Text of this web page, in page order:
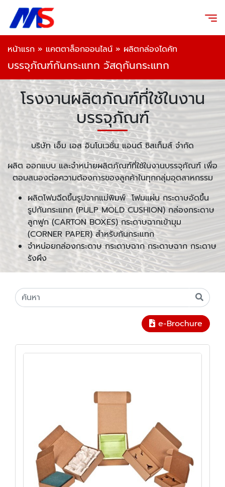
หน้าแรก » แคตตาล็อกออนไลน์ » ผลิตกล่องไดคัท
บรรจุภัณฑ์กันกระแทก วัสดุกันกระแทก
โรงงานผลิตภัณฑ์ที่ใช้ในงาน
บรรจุภัณฑ์
บริษัท เอ็ม เอส อินโนเวชั่น แอนด์ ซิสเท็มส์ จำกัด
ผลิต ออกแบบ และจำหน่ายผลิตภัณฑ์ที่ใช้ในงานบรรจุภัณฑ์ เพื่อ
ตอบสนองต่อความต้องการของลูกค้าในทุกกลุ่มอุตสาหกรรม
ผลิตโฟมฉีดขึ้นรูปจากแม่พิมพ์ โฟมแผ่น กระดาษอัดขึ้น
รูปกันกระแทก (PULP MOLD CUSHION) กล่องกระดาษ
ลูกฟูก (CARTON BOXES) กระดาษฉากเข้ามุม
(CORNER PAPER) สำหรับกันกระแทก
จำหน่อยกล่องกระดาษ กระดาษฉาก กระดาษฉาก กระดาษ
รังผึง
e-Brochure